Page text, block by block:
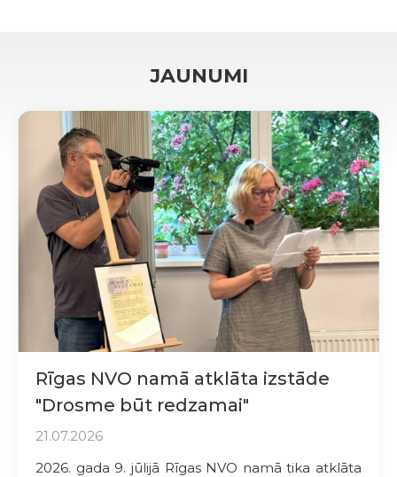
JAUNUMI
Rīgas NVO namā atklāta izstāde
"Drosme būt redzamai"
21.07.2026
2026. gada 9. jūlijā Rīgas NVO namā tika atklāta